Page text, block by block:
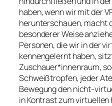
haben, wenn wir mit der
herunterschauen, macht
besonderer Weise
Personen, die wir in der
kennengelernt haben,
Zuschauer*innenraum,
Schweißtropfen, jeder
Bewegung den nicht-
in Kontrast zum virtuellen